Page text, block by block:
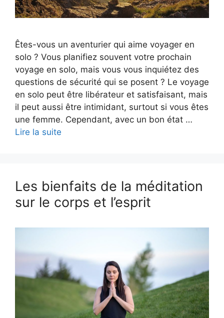
Êtes-vous un aventurier qui aime voyager en
solo ? Vous planifiez souvent votre prochain
voyage en solo, mais vous vous inquiétez des
questions de sécurité qui se posent ? Le voyage
en solo peut être libérateur et satisfaisant, mais
il peut aussi être intimidant, surtout si vous êtes
une femme. Cependant, avec un bon état …
Lire la suite
Les bienfaits de la méditation
sur le corps et l’esprit